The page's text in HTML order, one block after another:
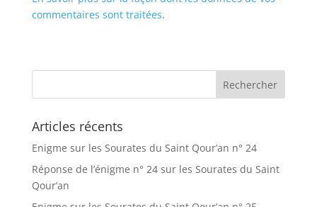
commentaires sont traitées.
Articles récents
Enigme sur les Sourates du Saint Qour’an n° 24
Réponse de l’énigme n° 24 sur les Sourates du Saint
Qour’an